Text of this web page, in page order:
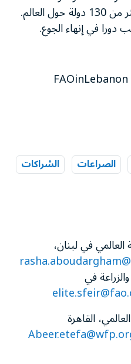
الأوروبي، تعمل المنظمة في أكثر من 130 دولة حول العالم.
في إنهاء الجوع.
الصراعات الشراكات
العالمي في لبنان،
في
القاهرة